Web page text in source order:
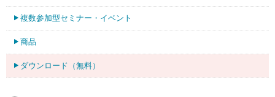
複数参加型セミナー・イベント
商品
ダウンロード（無料）